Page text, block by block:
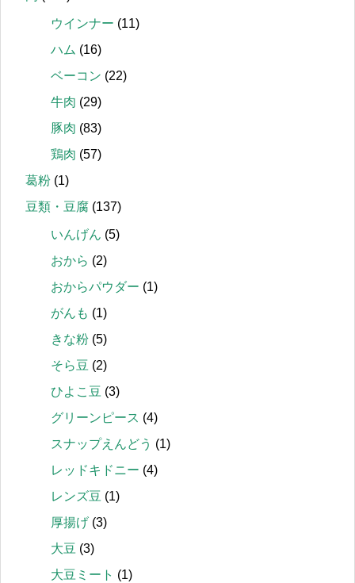
ウインナー (11)
ハム (16)
ベーコン (22)
牛肉 (29)
豚肉 (83)
鶏肉 (57)
葛粉 (1)
豆類・豆腐 (137)
いんげん (5)
おから (2)
おからパウダー (1)
がんも (1)
きな粉 (5)
そら豆 (2)
ひよこ豆 (3)
グリーンピース (4)
スナップえんどう (1)
レッドキドニー (4)
レンズ豆 (1)
厚揚げ (3)
大豆 (3)
大豆ミート (1)